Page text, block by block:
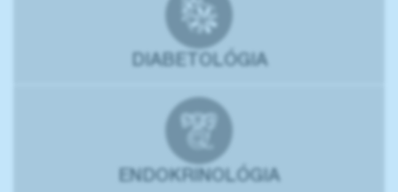
DIABETOLÓGIA
ENDOKRINOLÓGIA